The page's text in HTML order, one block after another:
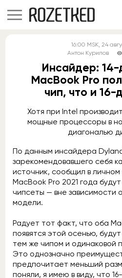
16:00 MSK, 24
Антон Курилов
Инсайдер:
MacBook Pro
чип, что и
Хотя при Intel
мощные процессоры в
диагональю
По данным инсайдера
зарекомендовавшего себя
источник, сообщил в
MacBook Pro 2021 года
чипсеты — вне зависимости
модели.
Радует тот факт, что оба
появятся этой осенью,
тем же чипом и одинаковой
Это однозначно
предпочитает меньший
поняли, я имею в виду, что